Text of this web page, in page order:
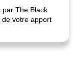
par The Black
de votre apport